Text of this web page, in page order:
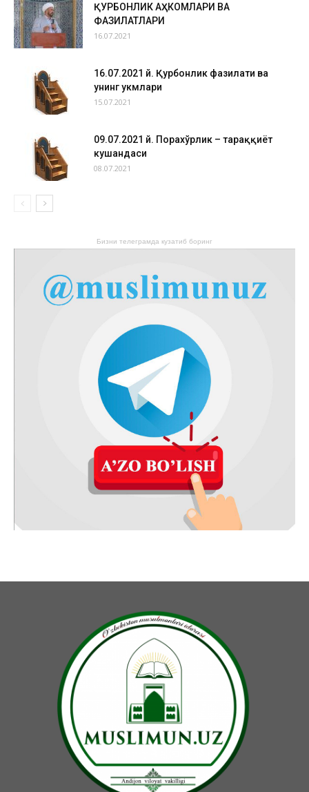
ҚУРБОНЛИК АҲКОМЛАРИ ВА
ФАЗИЛАТЛАРИ
16.07.2021
16.07.2021 й. Қурбонлик фазилати ва
унинг ҳукмлари
15.07.2021
09.07.2021 й. Порахўрлик – тараққиёт
кушандаси
08.07.2021
Бизни телеграмда кузатиб боринг